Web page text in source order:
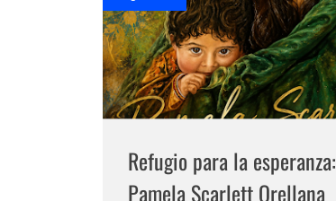
Refugio para la esperanza:
Pamela Scarlett Orellana